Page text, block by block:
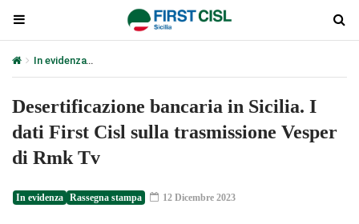
In evidenza
Desertificazione bancaria in Sicilia. I
dati First Cisl sulla trasmissione Vesper
di Rmk Tv
In evidenza Rassegna stampa 12 Dicembre 2023